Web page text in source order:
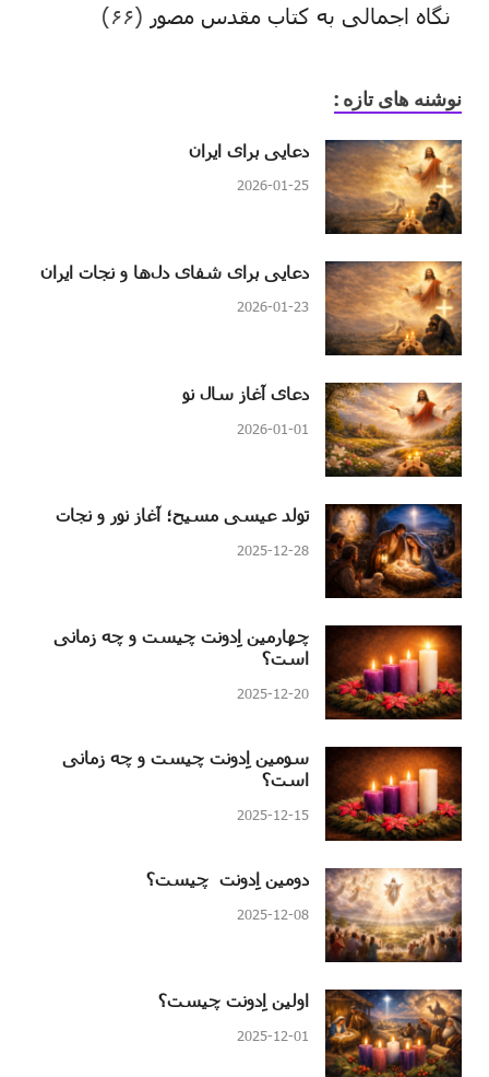
نگاه اجمالی به کتاب مقدس مصور (۶۶)
نوشنه های تازه :
دعایی برای ایران
2026-01-25
دعایی برای شفای دل‌ها و نجات ایران
2026-01-23
دعای آغاز سال نو
2026-01-01
تولد عیسی مسیح؛ آغاز نور و نجات
2025-12-28
چهارمین اِدونت چیست و چه زمانی
است؟
2025-12-20
سومین اِدونت چیست و چه زمانی
است؟
2025-12-15
دومین اِدونت چیست؟
2025-12-08
اولین اِدونت چیست؟
2025-12-01